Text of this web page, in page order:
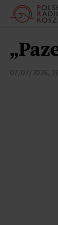
07/07/2026,